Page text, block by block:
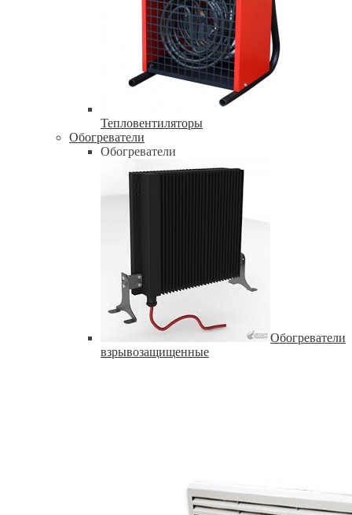
Тепловентиляторы
Обогреватели
Обогреватели
Обогреватели
взрывозащищенные